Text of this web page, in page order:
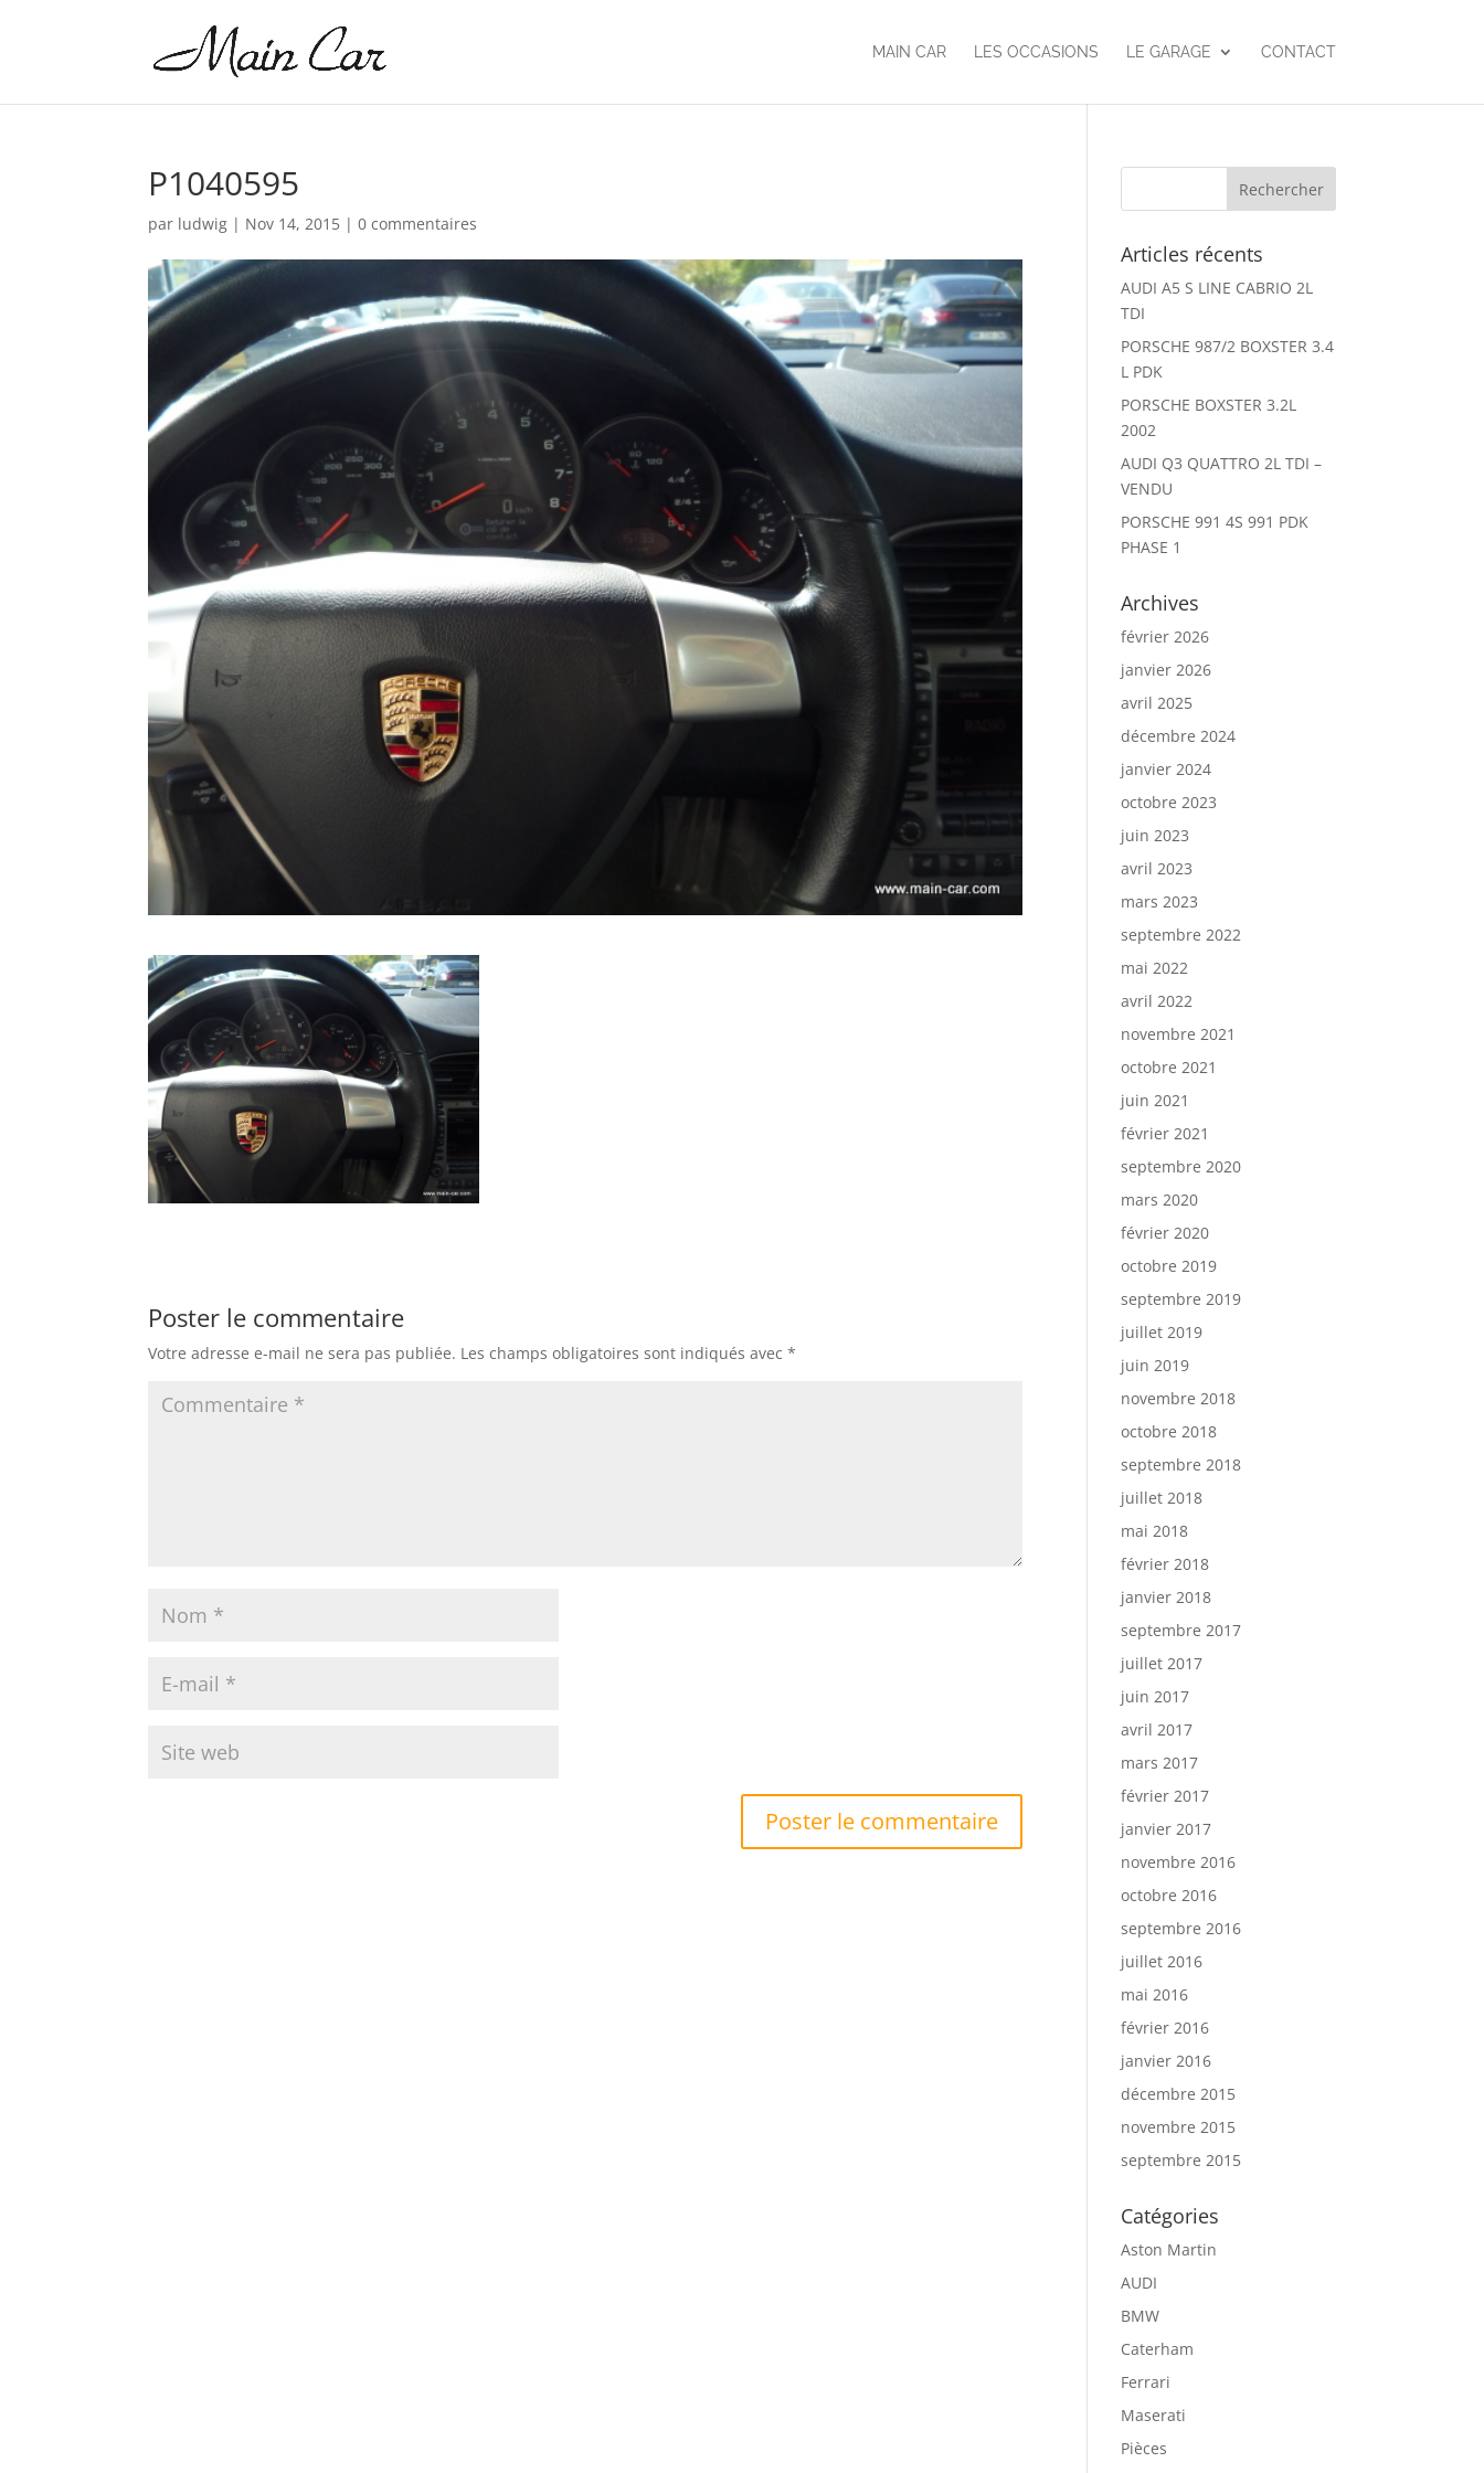
MAIN CAR LES OCCASIONS LE GARAGE CONTACT
P1040595
par ludwig | Nov 14, 2015 |0 commentaires
Poster le commentaire
Votre adresse e-mail ne sera pas publiée. Les champs obligatoires sont indiqués avec*
Articles récents
AUDI A5 S LINE CABRIO 2L
TDI
PORSCHE 987/2 BOXSTER 3.4
L PDK
PORSCHE BOXSTER 3.2L
2002
AUDI Q3 QUATTRO 2L TDI –
VENDU
PORSCHE 991 4S 991 PDK
PHASE 1
Archives
février 2026
janvier 2026
avril 2025
décembre 2024
janvier 2024
octobre 2023
juin 2023
avril 2023
mars 2023
septembre 2022
mai 2022
avril 2022
novembre 2021
octobre 2021
juin 2021
février 2021
septembre 2020
mars 2020
février 2020
octobre 2019
septembre 2019
juillet 2019
juin 2019
novembre 2018
octobre 2018
septembre 2018
juillet 2018
mai 2018
février 2018
janvier 2018
septembre 2017
juillet 2017
juin 2017
avril 2017
mars 2017
février 2017
janvier 2017
novembre 2016
octobre 2016
septembre 2016
juillet 2016
mai 2016
février 2016
janvier 2016
décembre 2015
novembre 2015
septembre 2015
Catégories
Aston Martin
AUDI
BMW
Caterham
Ferrari
Maserati
Pièces